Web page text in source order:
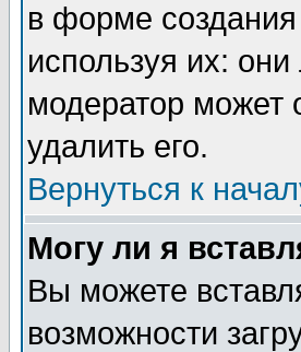
в форме
используя их:
модератор может
удалить его.
Вернуться к
Могу ли я
Вы можете
возможности